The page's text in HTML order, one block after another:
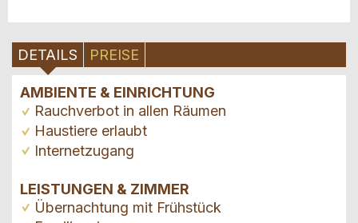
DETAILS PREISE
AMBIENTE & EINRICHTUNG
Rauchverbot in allen Räumen
Haustiere erlaubt
Internetzugang
LEISTUNGEN & ZIMMER
Übernachtung mit Frühstück